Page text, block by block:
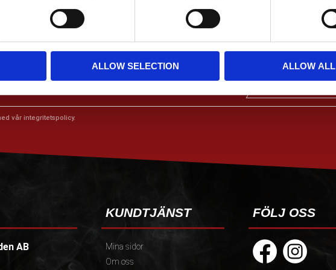
ALLOW SELECTION ALLOW ALL
vår integritetspolicy.
AB
KUNDTJÄNST
Mina sidor
Om oss
FÖLJ OSS